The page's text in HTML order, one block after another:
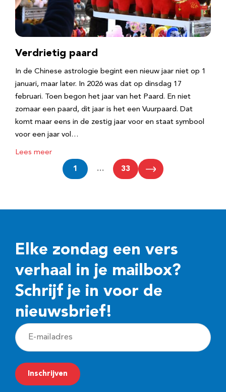
Verdrietig paard
In de Chinese astrologie begint een nieuw jaar niet op 1
januari, maar later. In 2026 was dat op dinsdag 17
februari. Toen begon het jaar van het Paard. En niet
zomaar een paard, dit jaar is het een Vuurpaard. Dat
komt maar eens in de zestig jaar voor en staat symbool
voor een jaar vol…
Lees meer
1 … 33
Elke zondag een vers
verhaal in je mailbox?
Schrijf je in voor de
nieuwsbrief!
E
-
m
a
Inschrijven